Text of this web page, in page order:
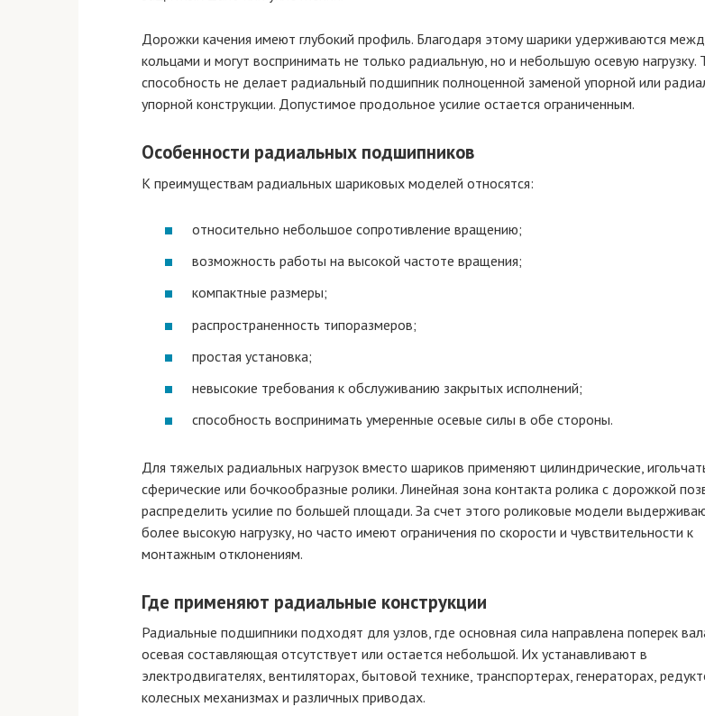
Дорожки качения имеют глубокий профиль. Благодаря этому шарики удерживаются
кольцами и могут воспринимать не только радиальную, но и небольшую осевую нагрузку.
способность не делает радиальный подшипник полноценной заменой упорной или
упорной конструкции. Допустимое продольное усилие остается ограниченным.
Особенности радиальных подшипников
К преимуществам радиальных шариковых моделей относятся:
относительно небольшое сопротивление вращению;
возможность работы на высокой частоте вращения;
компактные размеры;
распространенность типоразмеров;
простая установка;
невысокие требования к обслуживанию закрытых исполнений;
способность воспринимать умеренные осевые силы в обе стороны.
Для тяжелых радиальных нагрузок вместо шариков применяют цилиндрические,
сферические или бочкообразные ролики. Линейная зона контакта ролика с дорожкой
распределить усилие по большей площади. За счет этого роликовые модели
более высокую нагрузку, но часто имеют ограничения по скорости и чувствительности к
монтажным отклонениям.
Где применяют радиальные конструкции
Радиальные подшипники подходят для узлов, где основная сила направлена поперек
осевая составляющая отсутствует или остается небольшой. Их устанавливают в
электродвигателях, вентиляторах, бытовой технике, транспортерах, генераторах,
колесных механизмах и различных приводах.